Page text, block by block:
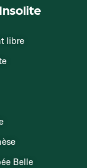
libre
Belle